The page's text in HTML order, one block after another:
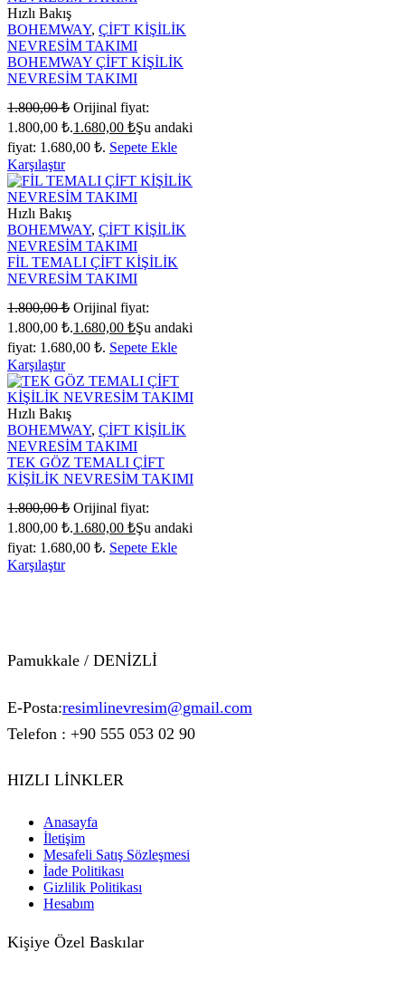
Hızlı Bakış
BOHEMWAY, ÇİFT KİŞİLİK
NEVRESİM TAKIMI
BOHEMWAY ÇİFT KİŞİLİK
NEVRESİM TAKIMI
1.800,00₺ Orijinal fiyat:
1.800,00 ₺.1.680,00 ₺Şu andaki
fiyat: 1.680,00 ₺. Sepete Ekle
Karşılaştır
Hızlı Bakış
BOHEMWAY, ÇİFT KİŞİLİK
NEVRESİM TAKIMI
FİL TEMALI ÇİFT KİŞİLİK
NEVRESİM TAKIMI
1.800,00₺ Orijinal fiyat:
1.800,00 ₺.1.680,00 ₺Şu andaki
fiyat: 1.680,00 ₺. Sepete Ekle
Karşılaştır
Hızlı Bakış
BOHEMWAY, ÇİFT KİŞİLİK
NEVRESİM TAKIMI
TEK GÖZ TEMALI ÇİFT
KİŞİLİK NEVRESİM TAKIMI
1.800,00₺ Orijinal fiyat:
1.800,00 ₺.1.680,00 ₺Şu andaki
fiyat: 1.680,00 ₺. Sepete Ekle
Karşılaştır
Pamukkale / DENİZLİ
E-Posta:resimlinevresim@gmail.com
Telefon : +90 555 053 02 90
HIZLI LİNKLER
Anasayfa
İletişim
Mesafeli Satış Sözleşmesi
İade Politikası
Gizlilik Politikası
Hesabım
Kişiye Özel Baskılar